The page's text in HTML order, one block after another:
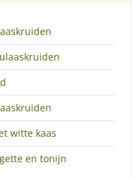
witte kaas
en tonijn